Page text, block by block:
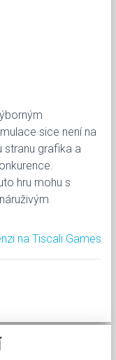
sice není na
stranu grafika a
hru mohu s
na Tiscali Games